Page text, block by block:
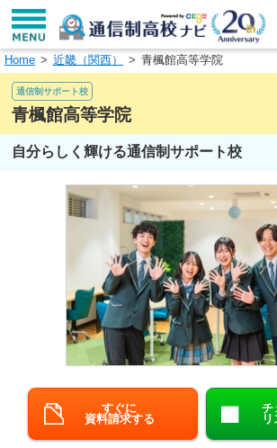
学校名で探す
エリアから探す
エリアを選択して探す
北海道・
北陸・
中国
九州・
Home 近畿（関西） 青楓館高等学院
通信制サポート校
青楓館高等学院
自分らしく輝ける通信制サポート校
すぐに
資料請求する
チ